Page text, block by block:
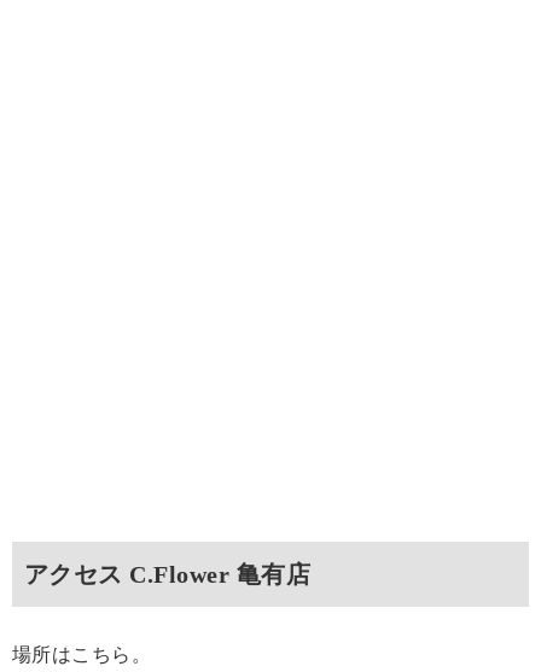
アクセス C.Flower 亀有店
場所はこちら。